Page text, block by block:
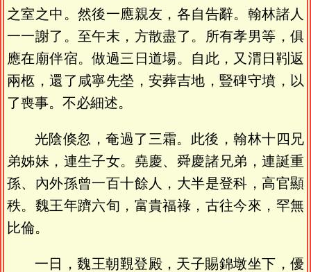
之室之中。然後一應親友，各自告辭。翰林諸人
一一謝了。至午末，方散盡了。所有孝男等，俱
應在廟伴宿。做過三日道場。自此，又渭日靷返
兩柩，還了咸寧先塋，安葬吉地，豎碑守墳，以
了喪事。不必細述。
光陰倏忽，奄過了三霜。此後，翰林十四兄
弟姊妹，連生子女。堯慶、舜慶諸兄弟，連誕重
孫、內外孫曾一百十餘人，大半是登科，高官顯
秩。魏王年躋六旬，富貴福祿，古往今來，罕無
比倫。
一日，魏王朝覲登殿，天子賜錦墩坐下，優